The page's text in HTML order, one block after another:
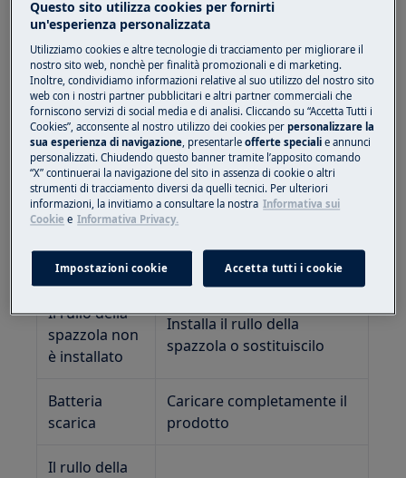
Motivo
possibile
Soluzioni
Carenza
d'acqua nel
serbatoio
pulito
Aggiungi acqua pulita nel
serbatoio pulito
Il serbatoio
sporco è
pieno
Svuota il serbatoio sporco
Il rullo della
spazzola non
è installato
Installa il rullo della
spazzola o sostituiscilo
Batteria
scarica
Caricare completamente il
prodotto
Il rullo della
Questo sito utilizza cookies per fornirti
un'esperienza personalizzata
Utilizziamo cookies e altre tecnologie di tracciamento per migliorare il
nostro sito web, nonchè per finalità promozionali e di marketing.
Inoltre, condividiamo informazioni relative al suo utilizzo del nostro sito
web con i nostri partner pubblicitari e altri partner commerciali che
forniscono servizi di social media e di analisi. Cliccando su “Accetta Tutti i
Cookies”, acconsente al nostro utilizzo dei cookies perpersonalizzare la
sua esperienza di navigazione, presentarleofferte speciali e annunci
personalizzati. Chiudendo questo banner tramite l’apposito comando
“X” continuerai la navigazione del sito in assenza di cookie o altri
strumenti di tracciamento diversi da quelli tecnici. Per ulteriori
informazioni, la invitiamo a consultare la nostra Informativa sui
Cookie e Informativa Privacy.
Impostazioni cookie Accetta tutti i cookie